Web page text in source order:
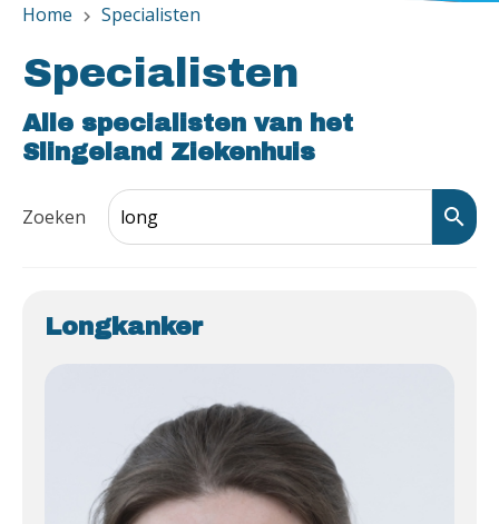
Home chevron_right Specialisten
Specialisten
Alle specialisten van het
Slingeland Ziekenhuis
Zoeken search
Longkanker